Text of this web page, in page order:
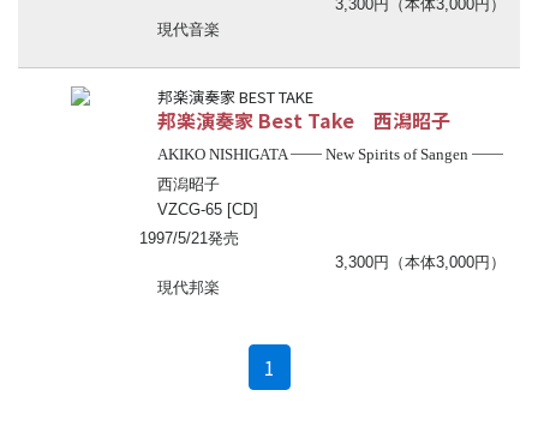
3,300円（本体3,000円）
現代音楽
邦楽演奏家 BEST TAKE
邦楽演奏家 Best Take 西潟昭子
AKIKO NISHIGATA── New Spirits of Sangen ──
西潟昭子
VZCG-65 [CD]
1997/5/21発売
3,300円（本体3,000円）
現代邦楽
1